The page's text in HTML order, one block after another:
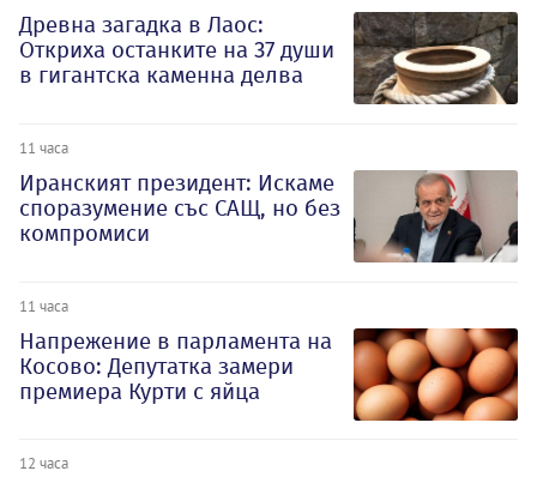
Древна загадка в Лаос:
Откриха останките на 37 души
в гигантска каменна делва
11 часа
Иранският президент: Искаме
споразумение със САЩ, но без
компромиси
11 часа
Напрежение в парламента на
Косово: Депутатка замери
премиера Курти с яйца
12 часа